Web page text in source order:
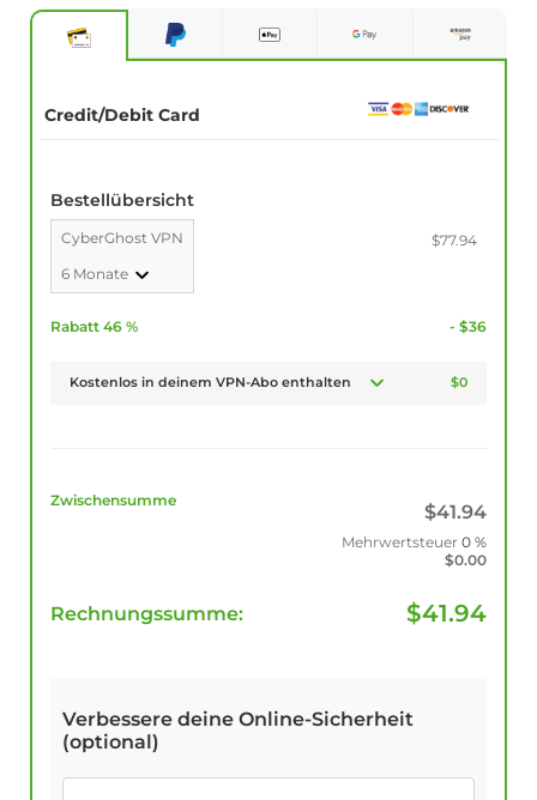
Credit/Debit Card
Bestellübersicht
CyberGhost VPN
6 Monate
$77.94
Rabatt 46 % - $36
Kostenlos in deinem VPN-Abo enthalten $0
Zwischensumme
$41.94
Mehrwertsteuer 0 %
$0.00
Rechnungssumme: $41.94
Verbessere deine Online-Sicherheit
(optional)